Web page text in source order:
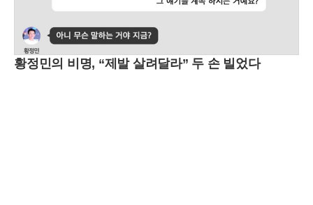
황정민의 비명, “제발 살려달라” 두 손 빌었다